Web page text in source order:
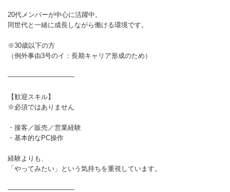
20代メンバーが中心に活躍中。
同世代と一緒に成長しながら働ける環境です。
※30歳以下の方
（例外事由3号のイ：長期キャリア形成のため）
――――――――――
【歓迎スキル】
※必須ではありません
・接客／販売／営業経験
・基本的なPC操作
経験よりも、
「やってみたい」という気持ちを重視しています。
――――――――――